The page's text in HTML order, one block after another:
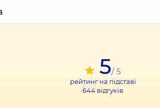
5/ 5
рейтинг на підставі
644 відгуків